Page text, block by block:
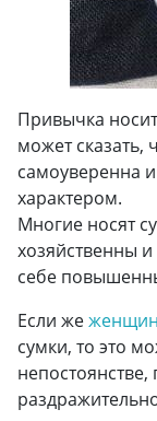
Привычка
может сказать,
самоуверенна
характером.
Многие носят
хозяйственны
себе
Если же
сумки, то это